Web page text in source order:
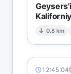
0.8 km
12:45:04